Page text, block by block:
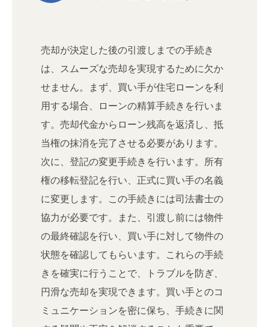
売却が決定した後の引渡しまでの手続き
は、スムーズな売却を実現するために欠か
せません。まず、買い手が住宅ローンを利
用する場合、ローンの精算手続きを行いま
す。売却代金からローン残高を返済し、抵
当権の抹消を完了させる必要があります。
次に、登記の変更手続きを行います。所有
権の移転登記を行い、正式に買い手の名義
に変更します。この手続きには司法書士の
協力が必要です。また、引渡し前には物件
の最終確認を行い、買い手に対して物件の
状態を確認してもらいます。これらの手続
きを確実に行うことで、トラブルを防ぎ、
円滑な売却を実現できます。買い手とのコ
ミュニケーションを密に保ち、手続きに関